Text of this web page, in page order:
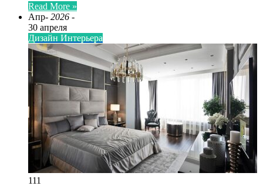
Read More »
Апр- 2026 -
30 апреля
Дизайн Интерьера
111